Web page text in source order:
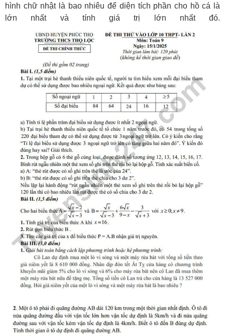
hình chữ nhật là bao nhiêu để diện tích phần cho hồ cá là
lớn nhất và tính giá trị lớn nhất đó.